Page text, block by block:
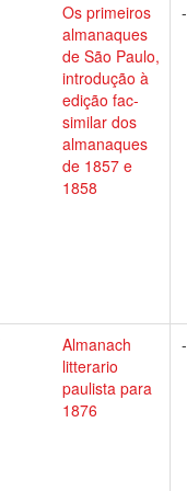
Os primeiros
almanaques
de São Paulo,
introdução à
edição fac-
similar dos
almanaques
de 1857 e
1858
-
Almanach
litterario
paulista para
1876
-